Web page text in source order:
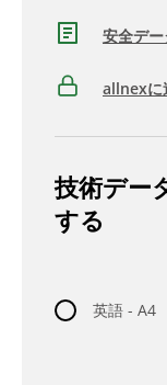
安全デ
allnexに
技術デー
する
英語 - A4